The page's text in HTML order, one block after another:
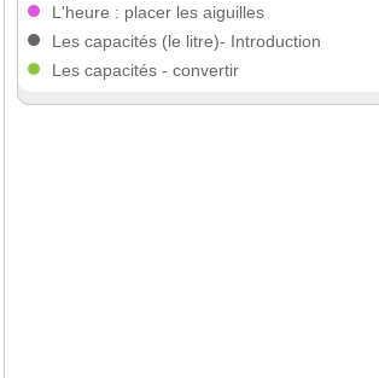
L'heure : placer les aiguilles
Les capacités (le litre)- Introduction
Les capacités - convertir